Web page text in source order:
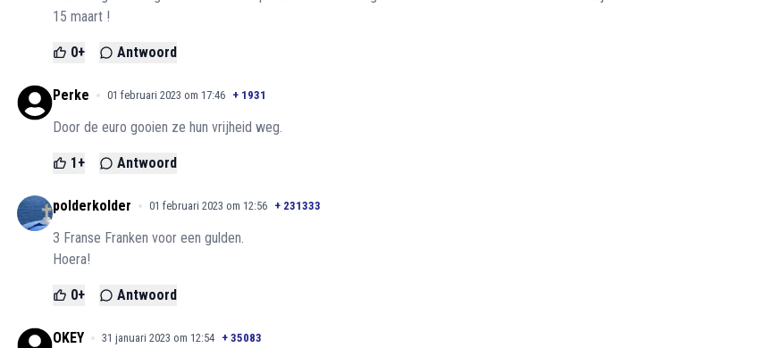
15 maart !
0+ Antwoord
Perke 01 februari 2023 om 17:46 + 1931
Door de euro gooien ze hun vrijheid weg.
1+ Antwoord
polderkolder 01 februari 2023 om 12:56 + 231333
3 Franse Franken voor een gulden.
Hoera!
0+ Antwoord
OKEY 31 januari 2023 om 12:54 + 35083